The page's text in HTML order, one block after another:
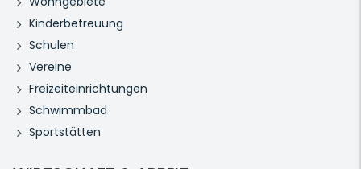
Kinderbetreuung
Schulen
Vereine
Freizeiteinrichtungen
Schwimmbad
Sportstätten